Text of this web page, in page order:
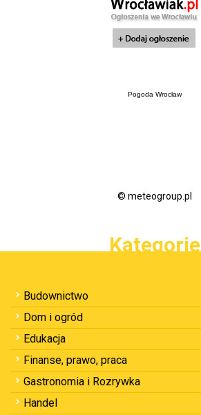
Pogoda Wrocław
© meteogroup.pl
Kategorie
Budownictwo
Dom i ogród
Edukacja
Finanse, prawo, praca
Gastronomia i Rozrywka
Handel